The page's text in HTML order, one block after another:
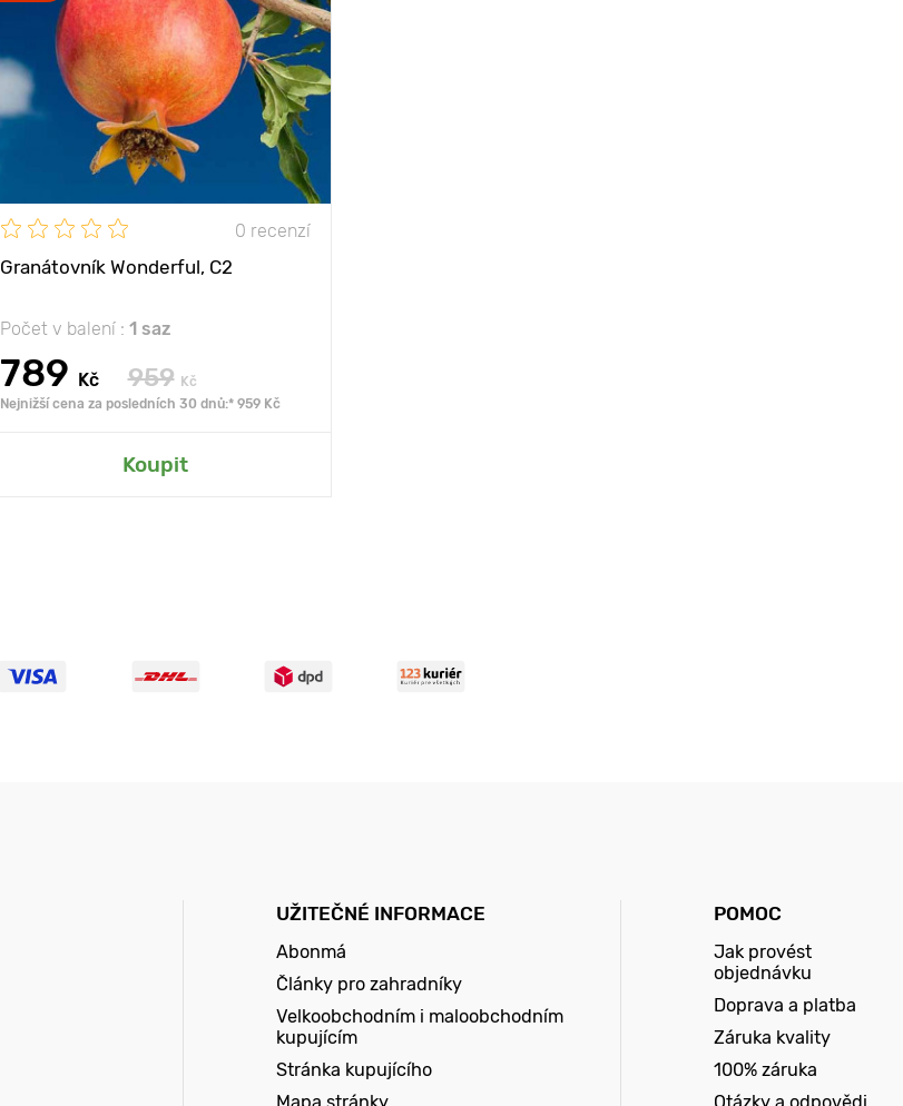
0 recenzí
Granátovník Wonderful, С2
Počet v balení : 1 saz
789 Kč 959
Kč
Nejnižší cena za posledních 30 dnů:* 959 Kč
Koupit
UŽITEČNÉ INFORMACE
Abonmá
Články pro zahradníky
Velkoobchodním i maloobchodním
kupujícím
Stránka kupujícího
POMOC
Jak provést
objednávku
Doprava a platba
Záruka kvality
100% záruka